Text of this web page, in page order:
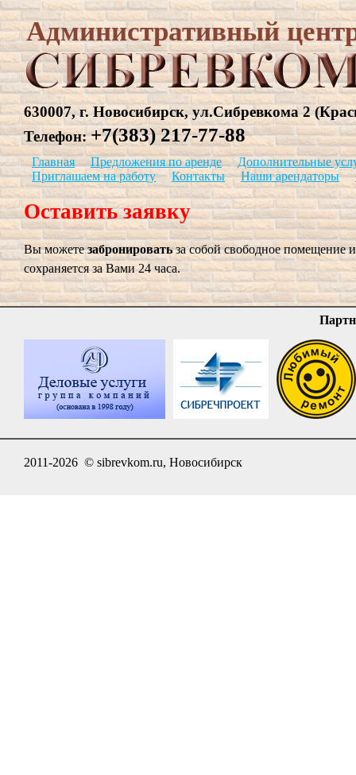
Административный
630007, г. Новосибирск, ул.Сибревкома 2
Телефон:+7(383) 217-77-88
Главная Предложения по аренде
Дополнительные
Приглашаем на работу
Контакты Наши арендаторы
Оставить заявку
Вы можетезабронироватьза собой свободное помещение
сохраняется за Вами 24 часа.
2011-2026 © sibrevkom.ru, Новосибирск